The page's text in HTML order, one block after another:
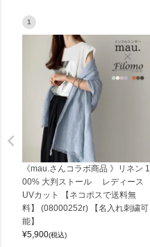
1
《mau.さんコラボ商品 》リネン 1
00% 大判ストール レディース
UVカット 【ネコポスで送料無
料】 (08000252r) 【名入れ刺繍可
能】
¥5,900(税込)